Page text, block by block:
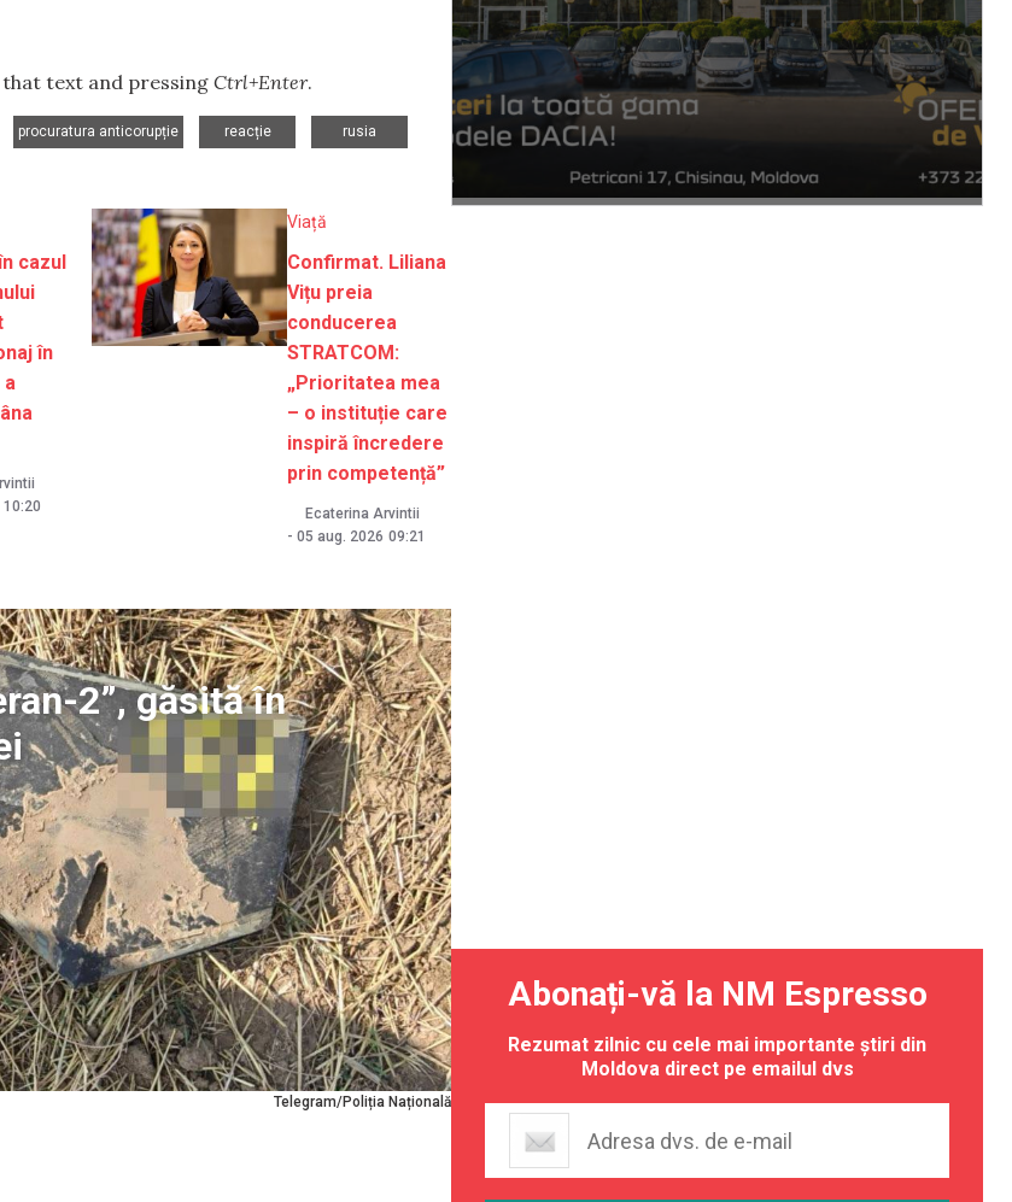
that text and pressing Ctrl+Enter.
procuratura anticorupție
reacție
rusia
cazul
în
a
10:20
Viață
Confirmat. Liliana
Vițu preia
conducerea
STRATCOM:
„Prioritatea mea
– o instituție care
inspiră încredere
prin competență”
Ecaterina Arvintii
- 05 aug. 2026 09:21
Telegram/Poliția Națională
2”, găsită în
Abonați-vă la NM Espresso
Rezumat zilnic cu cele mai importante știri din
Moldova direct pe emailul dvs